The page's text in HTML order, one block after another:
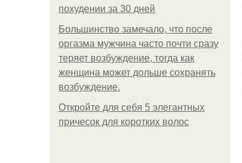
похудении за 30 дней
Большинство замечало, что после
оргазма мужчина часто почти сразу
теряет возбуждение, тогда как
женщина может дольше сохранять
возбуждение.
Откройте для себя 5 элегантных
причесок для коротких волос